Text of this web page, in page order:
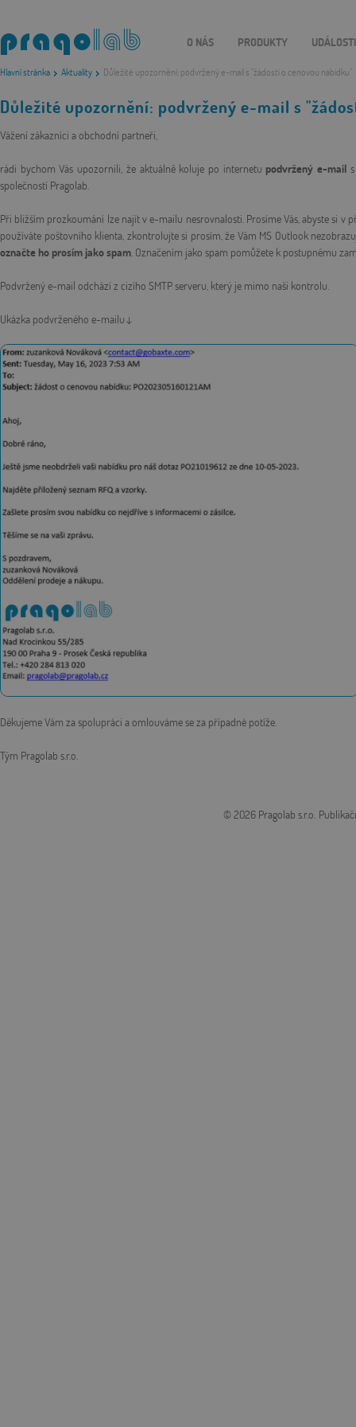
Hlavní stránka Aktuality Důležité upozornění: podvržený e-mail s "žádostí o cenovou nabídku"
O NÁS PRODUKTY UDÁLOSTI
Důležité upozornění: podvržený e-mail s
Vážení zákazníci a obchodní partneři,
rádi bychom Vás upozornili, že aktuálně koluje po internetu podvržený e-mail
společností Pragolab.
Při bližším prozkoumání lze najít v e-mailu nesrovnalosti. Prosíme Vás, abyste si
používáte poštovního klienta, zkontrolujte si prosím, že Vám MS Outlook
označte ho prosím jako spam . Označením jako spam pomůžete k postupnému
Podvržený e-mail odchází z cizího SMTP serveru, který je mimo naši kontrolu.
Ukázka podvrženého e-mailu↓
Děkujeme Vám za spolupráci a omlouváme se za případné potíže.
Tým Pragolab s.r.o.
© 2026 Pragolab s.r.o.